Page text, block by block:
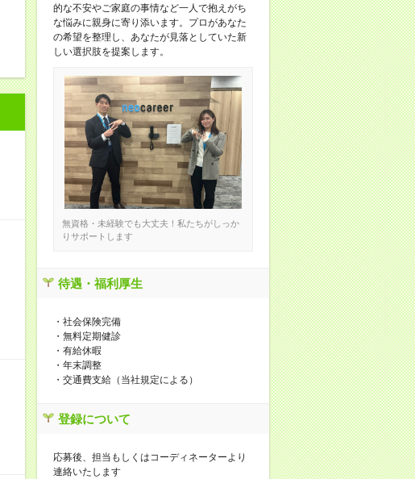
的な不安やご家庭の事情など一人で抱えがち
な悩みに親身に寄り添います。プロがあなた
の希望を整理し、あなたが見落としていた新
しい選択肢を提案します。
無資格・未経験でも大丈夫！私たちがしっか
りサポートします
待遇・福利厚生
・社会保険完備
・無料定期健診
・有給休暇
・年末調整
・交通費支給（当社規定による）
登録について
応募後、担当もしくはコーディネーターより
連絡いたします